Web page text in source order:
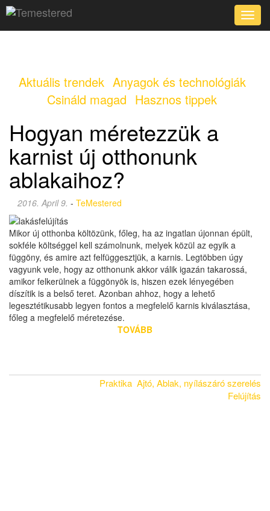
Toggle
Aktuális trendek Anyagok és technológiák
Csináld magad Hasznos tippek
Hogyan méretezzük a
karnist új otthonunk
ablakaihoz?
2016. April 9. - TeMestered
Mikor új otthonba költözünk, főleg, ha az ingatlan újonnan épült,
sokféle költséggel kell számolnunk, melyek közül az egyik a
függöny, és amire azt felfüggesztjük, a karnis. Legtöbben úgy
vagyunk vele, hogy az otthonunk akkor válik igazán takarossá,
amikor felkerülnek a függönyök is, hiszen ezek lényegében
díszítik is a belső teret. Azonban ahhoz, hogy a lehető
legesztétikusabb legyen fontos a megfelelő karnis kiválasztása,
főleg a megfelelő méretezése.
TOVÁBB
Praktika Ajtó, Ablak, nyílászáró szerelés
Felújítás